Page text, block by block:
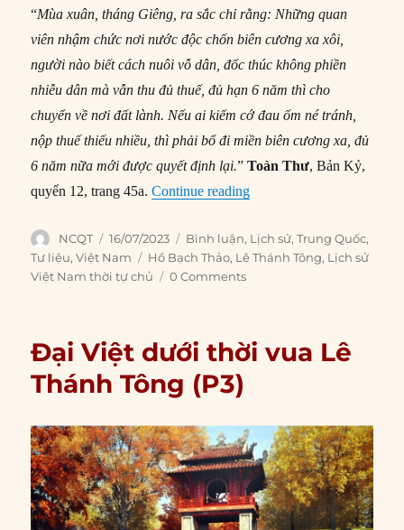
“Mùa xuân, tháng Giêng, ra sắc chỉ rằng: Những quan
viên nhậm chức nơi nước độc chốn biên cương xa xôi,
người nào biết cách nuôi vỗ dân, đốc thúc không phiền
nhiễu dân mà vẫn thu đủ thuế, đủ hạn 6 năm thì cho
chuyển về nơi đất lành. Nếu ai kiếm cớ đau ốm né tránh,
nộp thuế thiếu nhiều, thì phải bổ đi miền biên cương xa, đủ
6 năm nữa mới được quyết định lại.” Toàn Thư, Bản Kỷ,
quyển 12, trang 45a.Continue reading“Đại Việt dưới thời vua Lê
Author
NCQT
Posted
on
16/07/2023 Categories
Bình luận, Lịch sử,Trung Quốc,
Tư liệu,Việt Nam Tags
Hồ Bạch Thảo, Lê Thánh Tông, Lịch sử
Việt Nam thời tự chủ
0 Comments
Đại Việt dưới thời vua Lê
Thánh Tông (P3)